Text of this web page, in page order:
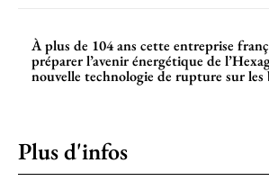
À plus de 104 ans cette entreprise
préparer l’avenir énergétique de
nouvelle technologie de rupture sur les
Plus d'infos